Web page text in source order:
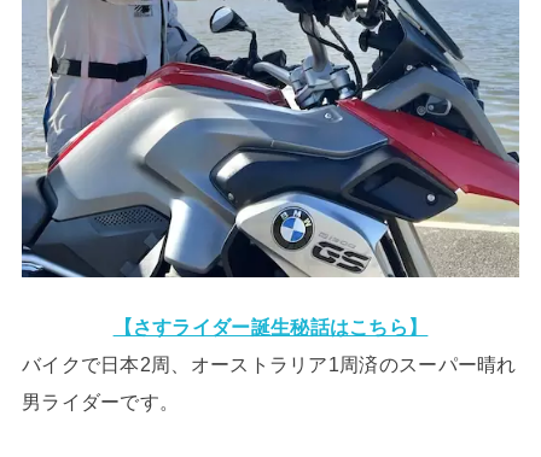
【さすライダー誕生秘話はこちら】
バイクで日本2周、オーストラリア1周済のスーパー晴れ
男ライダーです。